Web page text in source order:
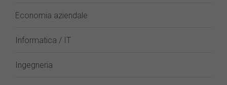
Economia aziendale
Informatica / IT
Ingegneria